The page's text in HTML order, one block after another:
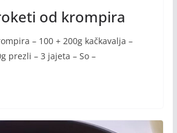
od krompira
– 100 + 200g kačkavalja –
prezli – 3 jajeta – So –